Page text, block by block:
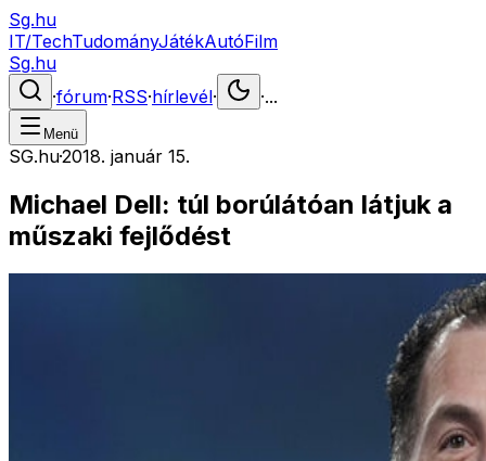
Sg.hu
IT/TechTudományJátékAutóFilm
Sg.hu
·fórum·RSS·hírlevél· ·...
Menü
SG.hu·2018. január 15.
Michael Dell: túl borúlátóan látjuk a
műszaki fejlődést